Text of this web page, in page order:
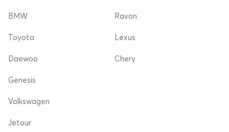
BMW
Toyota
Daewoo
Ravon
Lexus
Chery
Genesis
Volkswagen
Jetour